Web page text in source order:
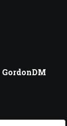
GordonDM